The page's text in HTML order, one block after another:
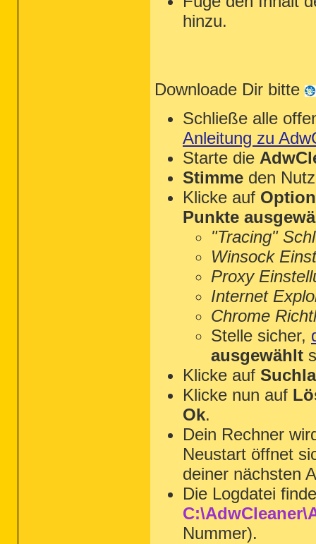
2014-11-01 18:38 - 2014-11-01 18:38 -
2014-11-01 18:37 - 2014-11-01 18:38 -
hinzu.
Downloade Dir bitte
Schließe alle
Anleitung zu
Starte die
Stimme den
Klicke auf
Punkte
"Tracing"
Winsock
Proxy
Internet
Chrome
Stelle sicher,
ausgewählt
Klicke auf
Klicke nun auf
Ok.
Dein Rechner
Neustart öffnet
deiner nächsten
Die Logdatei
Nummer).